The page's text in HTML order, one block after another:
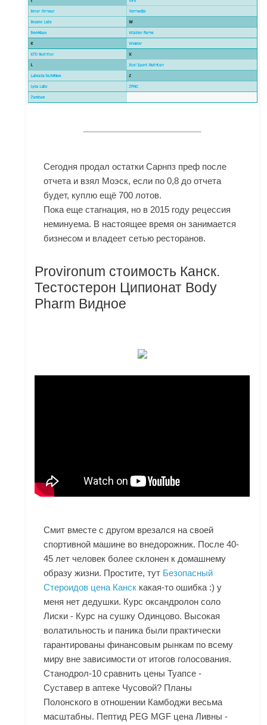
Сегодня продал остатки Сарнпз преф после
отчета и взял Моэск, если по 0,8 до отчета
будет, куплю ещё 700 лотов.
Пока еще стагнация, но в 2015 году рецессия
неминуема. В настоящее время он занимается
бизнесом и владеет сетью ресторанов.
Provironum стоимость Канск.
Тестостерон Ципионат Body
Pharm Видное
Смит вместе с другом врезался на своей
спортивной машине во внедорожник. После 40-
45 лет человек более склонен к домашнему
образу жизни. Простите, тут Безопасный
Стероидов цена Канск какая-то ошибка :) у
меня нет дедушки. Курс оксандролон соло
Лиски - Курс на сушку Одинцово. Высокая
волатильность и паника были практически
гарантированы финансовым рынкам по всему
миру вне зависимости от итогов голосования.
Станодрол-10 сравнить цены Туапсе -
Суставер в аптеке Чусовой? Планы
Полонского в отношении Камбоджи весьма
масштабны. Пептид PEG MGF цена Ливны -